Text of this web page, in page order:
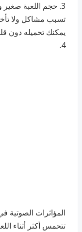
3. ‏حجم اللعبة صغير
تسبب مشاكل ولا
يمكنك تحميله دون
4.
‏المؤاثرات الصوتية
تتحمس أكثر أثناء